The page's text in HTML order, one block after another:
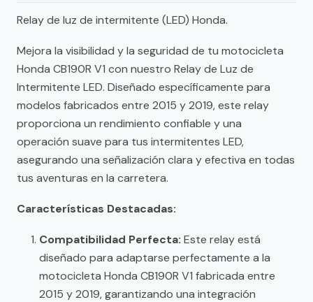
Relay de luz de intermitente (LED) Honda.
Mejora la visibilidad y la seguridad de tu motocicleta
Honda CB190R V1 con nuestro Relay de Luz de
Intermitente LED. Diseñado específicamente para
modelos fabricados entre 2015 y 2019, este relay
proporciona un rendimiento confiable y una
operación suave para tus intermitentes LED,
asegurando una señalización clara y efectiva en todas
tus aventuras en la carretera.
Características Destacadas:
Compatibilidad Perfecta: Este relay está
diseñado para adaptarse perfectamente a la
motocicleta Honda CB190R V1 fabricada entre
2015 y 2019, garantizando una integración